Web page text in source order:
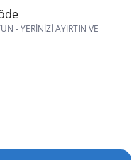
- YERINIZI AYIRTIN VE